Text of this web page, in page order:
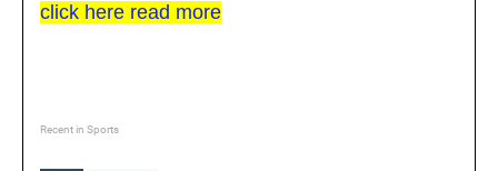
click here read more
Recent in Sports